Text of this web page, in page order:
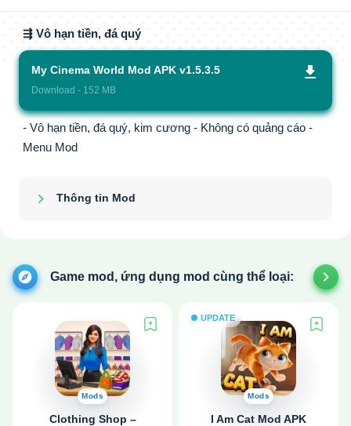
⇶ Vô hạn tiền, đá quý
My Cinema World Mod APK v1.5.3.5
Download - 152 MB
- Vô hạn tiền, đá quý, kim cương - Không có quảng cáo -
Menu Mod
Thông tin Mod
Game mod, ứng dụng mod cùng thể loại:
Mods
Clothing Shop –
UPDATE
Mods
I Am Cat Mod APK